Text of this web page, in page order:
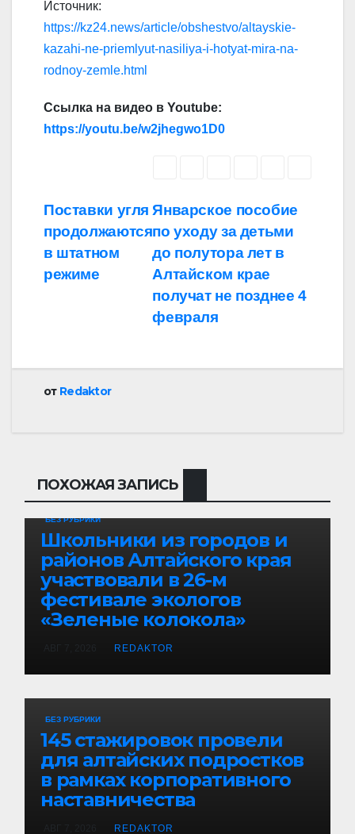
Источник:
https://kz24.news/article/obshestvo/altayskie-
kazahi-ne-priemlyut-nasiliya-i-hotyat-mira-na-
rodnoy-zemle.html
Ссылка на видео в Youtube:
https://youtu.be/w2jhegwo1D0
Навигация
по
записям
Январское пособие
по уходу за детьми
до полутора лет в
Алтайском крае
получат не позднее 4
февраля
Поставки угля
продолжаются
в штатном
режиме
от Redaktor
ПОХОЖАЯ ЗАПИСЬ
БЕЗ РУБРИКИ
Школьники из городов и
районов Алтайского края
участвовали в 26-м
фестивале экологов
«Зеленые колокола»
REDAKTOR
БЕЗ РУБРИКИ
145 стажировок провели
для алтайских подростков
в рамках корпоративного
наставничества
REDAKTOR